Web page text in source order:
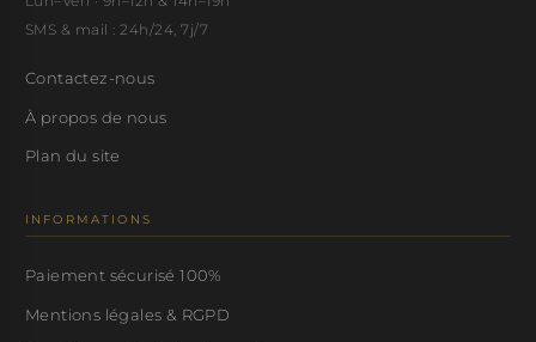
SMS & mail : 24h/24, 7j/7
Contactez-nous
À propos de nous
Plan du site
INFORMATIONS
Paiement sécurisé 100%
Mentions légales & RGPD